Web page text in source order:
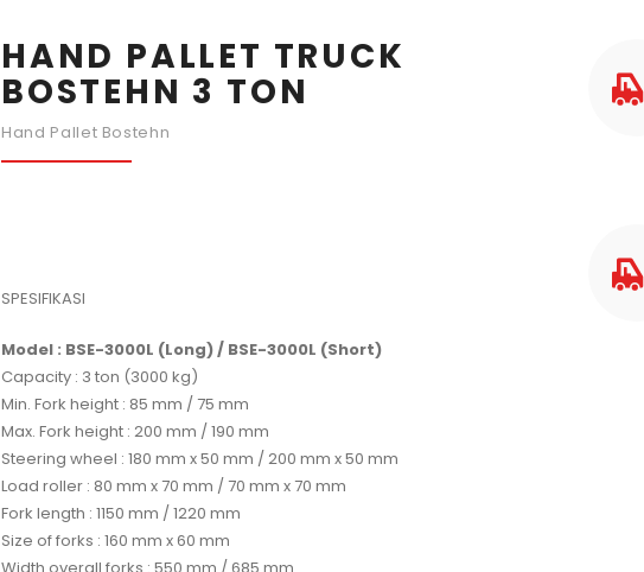
HAND PALLET TRUCK
BOSTEHN 3 TON
Hand Pallet Bostehn
SPESIFIKASI
Model : BSE-3000L (Long) / BSE-3000L (Short)
Capacity : 3 ton (3000 kg)
Min. Fork height : 85 mm / 75 mm
Max. Fork height : 200 mm / 190 mm
Steering wheel : 180 mm x 50 mm / 200 mm x 50 mm
Load roller : 80 mm x 70 mm / 70 mm x 70 mm
Fork length : 1150 mm / 1220 mm
Size of forks : 160 mm x 60 mm